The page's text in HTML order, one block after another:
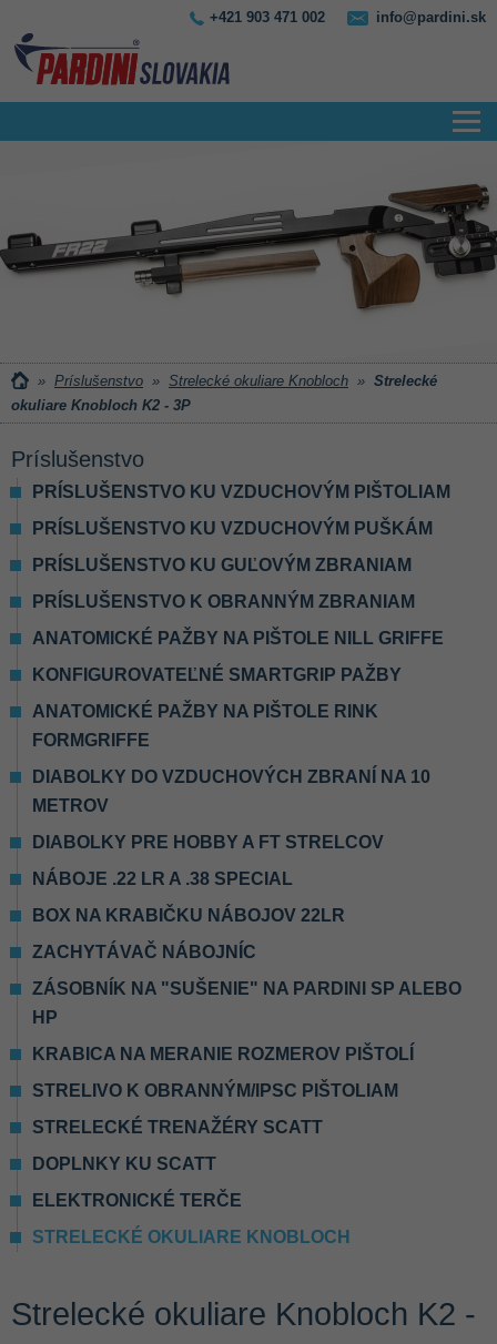
+421 903 471 002 info@pardini.sk
» Príslušenstvo » Strelecké okuliare Knobloch » Strelecké
okuliare Knobloch K2 - 3P
Príslušenstvo
PRÍSLUŠENSTVO KU VZDUCHOVÝM PIŠTOLIAM
PRÍSLUŠENSTVO KU VZDUCHOVÝM PUŠKÁM
PRÍSLUŠENSTVO KU GUĽOVÝM ZBRANIAM
PRÍSLUŠENSTVO K OBRANNÝM ZBRANIAM
ANATOMICKÉ PAŽBY NA PIŠTOLE NILL GRIFFE
KONFIGUROVATEĽNÉ SMARTGRIP PAŽBY
ANATOMICKÉ PAŽBY NA PIŠTOLE RINK
FORMGRIFFE
DIABOLKY DO VZDUCHOVÝCH ZBRANÍ NA 10
METROV
DIABOLKY PRE HOBBY A FT STRELCOV
NÁBOJE .22 LR A .38 SPECIAL
BOX NA KRABIČKU NÁBOJOV 22LR
ZACHYTÁVAČ NÁBOJNÍC
ZÁSOBNÍK NA "SUŠENIE" NA PARDINI SP ALEBO
HP
KRABICA NA MERANIE ROZMEROV PIŠTOLÍ
STRELIVO K OBRANNÝM/IPSC PIŠTOLIAM
STRELECKÉ TRENAŽÉRY SCATT
DOPLNKY KU SCATT
ELEKTRONICKÉ TERČE
STRELECKÉ OKULIARE KNOBLOCH
Strelecké okuliare Knobloch K2 -